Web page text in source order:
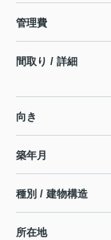
管理費
間取り / 詳細
向き
築年月
種別 / 建物構造
所在地